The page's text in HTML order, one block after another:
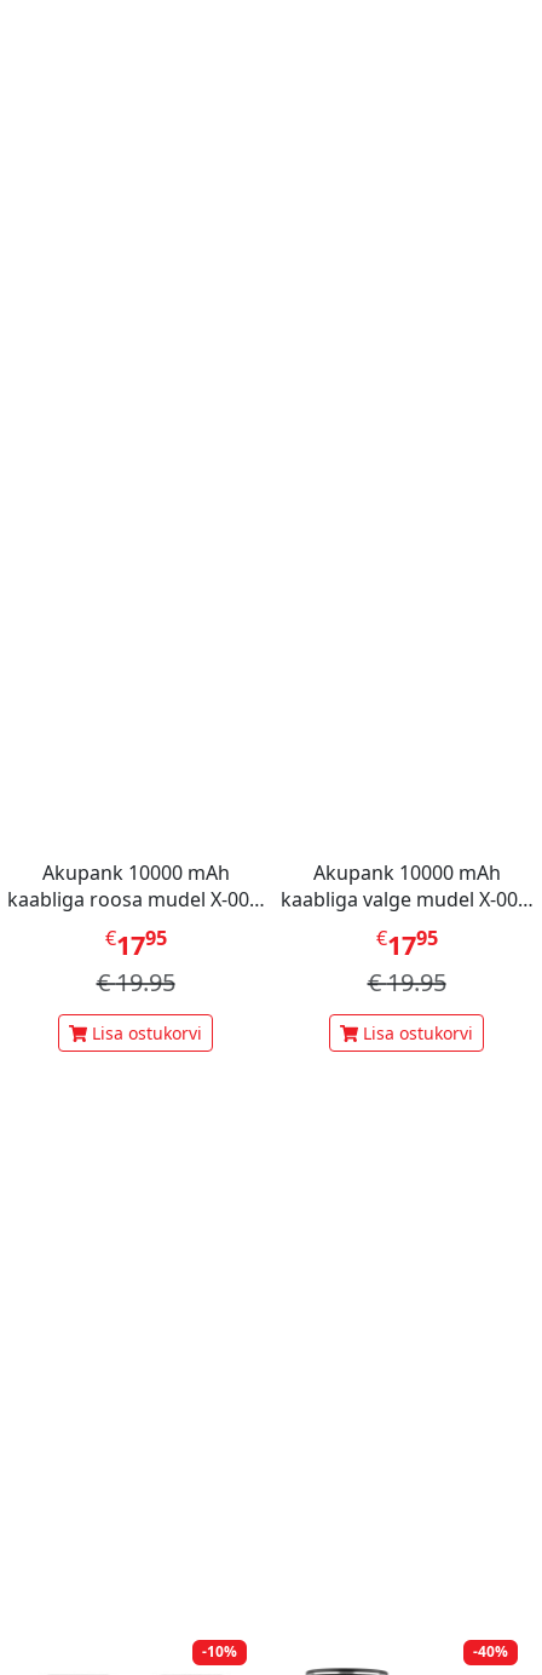
Akupank 10000 mAh
kaabliga roosa mudel X-001,
Mini Berry
€1795
€19.95
Lisa ostukorvi
Akupank 10000 mAh
kaabliga valge mudel X-001,
Mini Berry
€1795
€19.95
Lisa ostukorvi
-10% -40%